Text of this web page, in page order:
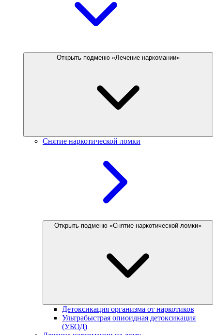
Открыть подменю «Лечение наркомании»
Снятие наркотической ломки
Открыть подменю «Снятие наркотической ломки»
Детоксикация организма от наркотиков
Ультрабыстрая опиоидная детоксикация
(УБОД)